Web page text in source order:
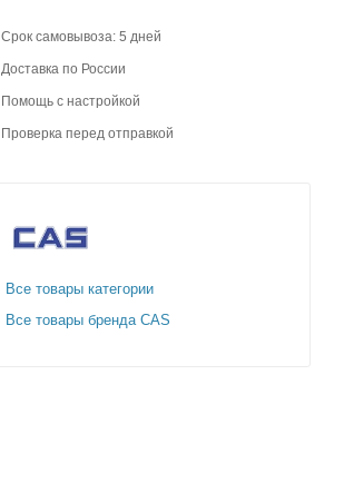
Срок самовывоза: 5 дней
Доставка по России
Помощь с настройкой
Проверка перед отправкой
Все товары категории
Все товары бренда CAS